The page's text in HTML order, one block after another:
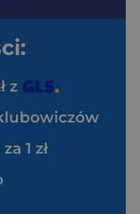
z
1 zł